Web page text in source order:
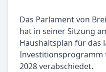
Das Parlament von
hat in seiner Sitzung
Haushaltsplan für das
Investitionsprogramm
2028 verabschiedet.